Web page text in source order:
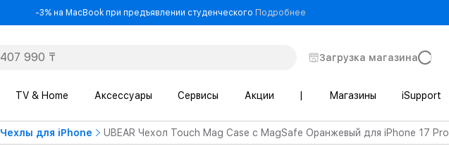
-3% на MacBook при предъявлении студенческого Подробнее
Загрузка магазина
TV & Home Аксессуары Сервисы Акции Магазины iSupport
Чехлы для iPhone UBEAR Чехол Touch Mag Case с MagSafe Оранжевый для iPhone 17 Pro